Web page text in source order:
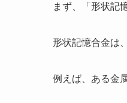
まず、「形状記
形状記憶合金は
例えば、ある金